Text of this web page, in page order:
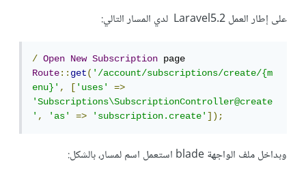
على إطار العمل Laravel5.2 لدي المسار التالي:
/ Open New Subscription
Route::get('/account/subscriptions/create/{m
enu}', ['uses'
=>
'Subscriptions\SubscriptionController@create
', 'as' => 'subscription.create']);
وبداخل ملف الواجهة blade استعمل اسم لمسار، بالشكل: